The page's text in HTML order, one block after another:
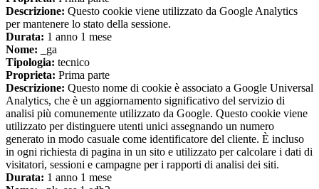
Descrizione: Questo cookie viene utilizzato da Google Analytics
per mantenere lo stato della sessione.
Durata: 1 anno 1 mese
Nome: _ga
Tipologia: tecnico
Proprieta: Prima parte
Descrizione: Questo nome di cookie è associato a Google Universal
Analytics, che è un aggiornamento significativo del servizio di
analisi più comunemente utilizzato da Google. Questo cookie viene
utilizzato per distinguere utenti unici assegnando un numero
generato in modo casuale come identificatore del cliente. È incluso
in ogni richiesta di pagina in un sito e utilizzato per calcolare i dati di
visitatori, sessioni e campagne per i rapporti di analisi dei siti.
Durata: 1 anno 1 mese